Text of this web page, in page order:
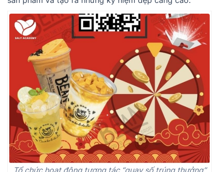
Tổ chức hoạt động tương tác “quay số trúng thưởng”